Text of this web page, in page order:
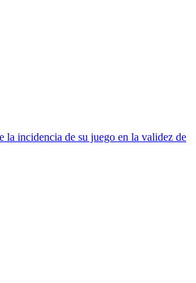
la incidencia de su juego en la validez de